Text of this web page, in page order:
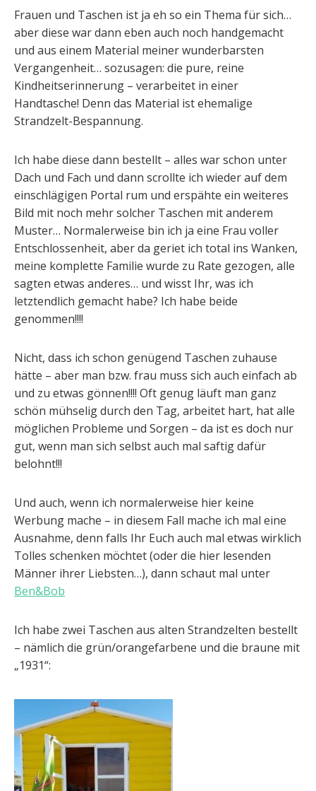
Frauen und Taschen ist ja eh so ein Thema für sich…
aber diese war dann eben auch noch handgemacht
und aus einem Material meiner wunderbarsten
Vergangenheit… sozusagen: die pure, reine
Kindheitserinnerung – verarbeitet in einer
Handtasche! Denn das Material ist ehemalige
Strandzelt-Bespannung.
Ich habe diese dann bestellt – alles war schon unter
Dach und Fach und dann scrollte ich wieder auf dem
einschlägigen Portal rum und erspähte ein weiteres
Bild mit noch mehr solcher Taschen mit anderem
Muster… Normalerweise bin ich ja eine Frau voller
Entschlossenheit, aber da geriet ich total ins Wanken,
meine komplette Familie wurde zu Rate gezogen, alle
sagten etwas anderes… und wisst Ihr, was ich
letztendlich gemacht habe? Ich habe beide
genommen!!!!
Nicht, dass ich schon genügend Taschen zuhause
hätte – aber man bzw. frau muss sich auch einfach ab
und zu etwas gönnen!!!! Oft genug läuft man ganz
schön mühselig durch den Tag, arbeitet hart, hat alle
möglichen Probleme und Sorgen – da ist es doch nur
gut, wenn man sich selbst auch mal saftig dafür
belohnt!!!
Und auch, wenn ich normalerweise hier keine
Werbung mache – in diesem Fall mache ich mal eine
Ausnahme, denn falls Ihr Euch auch mal etwas wirklich
Tolles schenken möchtet (oder die hier lesenden
Männer ihrer Liebsten…), dann schaut mal unter
Ben&Bob
Ich habe zwei Taschen aus alten Strandzelten bestellt
– nämlich die grün/orangefarbene und die braune mit
„1931“: